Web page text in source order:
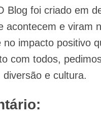
Blog foi criado em
acontecem e viram
impacto positivo
com todos,
e cultura.